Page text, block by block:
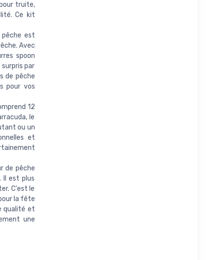
truite,
Ce kit
pêche est
Avec
spoon
par
de pêche
pour vos
12
le
ou un
et
de pêche
Il est plus
C'est le
la fête
qualité et
une